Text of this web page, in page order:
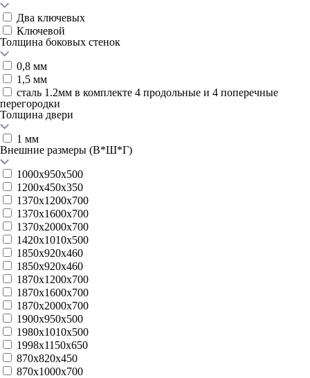
Два ключевых
Ключевой
Толщина боковых стенок
0,8 мм
1,5 мм
сталь 1.2мм в комплекте 4 продольные и 4 поперечные
перегородки
Толщина двери
1 мм
Внешние размеры (В*Ш*Г)
1000х950х500
1200x450x350
1370х1200х700
1370х1600х700
1370х2000х700
1420x1010x500
1850x920x460
1850х920х460
1870х1200х700
1870х1600х700
1870х2000х700
1900х950х500
1980x1010x500
1998х1150х650
870x820x450
870х1000х700